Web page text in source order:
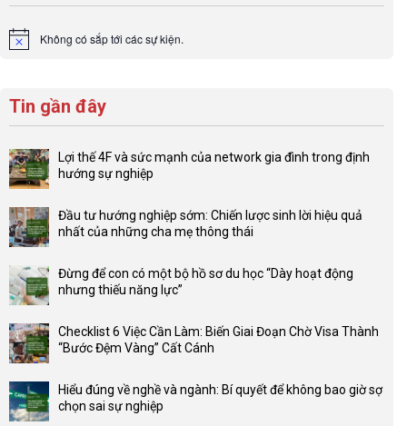
Notice Không có sắp tới các sự kiện.
Tin gần đây
Lợi thế 4F và sức mạnh của network gia đình trong định
hướng sự nghiệp
có
bình
luận
Lợi
thế
sức
mạnh
network
gia
đình
Đầu tư hướng nghiệp sớm: Chiến lược sinh lời hiệu quả
nhất của những cha mẹ thông thái
bình
luận
Đầu
tư
sớm:
Chiến
Đừng để con có một bộ hồ sơ du học “Dày hoạt động
nhưng thiếu năng lực”
bình
luận
Đừng
để
Checklist 6 Việc Cần Làm: Biến Giai Đoạn Chờ Visa Thành
“Bước Đệm Vàng” Cất Cánh
bình
luận
Hiểu đúng về nghề và ngành: Bí quyết để không bao giờ sợ
chọn sai sự nghiệp